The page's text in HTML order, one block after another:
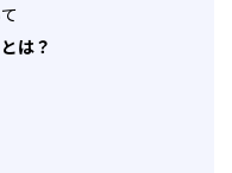
は？